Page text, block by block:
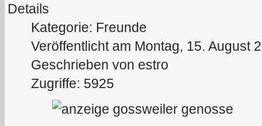
Details
Kategorie: Freunde
Veröffentlicht am Montag, 15. August
Geschrieben von estro
Zugriffe: 5925